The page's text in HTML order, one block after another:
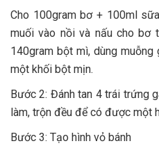
Cho 100gram bơ + 100ml
muối vào nồi và nấu cho bơ
140gram bột mì, dùng
một khối bột mịn.
Bước 2: Đánh tan 4 trái trứng
làm, trộn đều để có được một
Bước 3: Tạo hình vỏ bánh